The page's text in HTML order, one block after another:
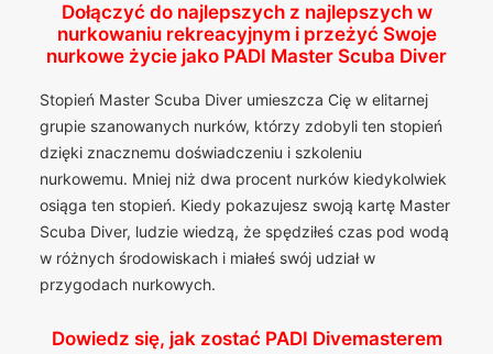
Dołączyć do najlepszych z najlepszych w
nurkowaniu rekreacyjnym i przeżyć Swoje
nurkowe życie jako PADI Master Scuba Diver
Stopień Master Scuba Diver umieszcza Cię w elitarnej
grupie szanowanych nurków, którzy zdobyli ten stopień
dzięki znacznemu doświadczeniu i szkoleniu
nurkowemu. Mniej niż dwa procent nurków kiedykolwiek
osiąga ten stopień. Kiedy pokazujesz swoją kartę Master
Scuba Diver, ludzie wiedzą, że spędziłeś czas pod wodą
w różnych środowiskach i miałeś swój udział w
przygodach nurkowych.
Dowiedz się, jak zostać PADI Divemasterem